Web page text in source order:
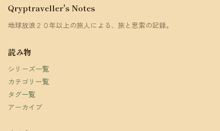
Qryptraveller's Notes
地球放浪２０年以上の旅人による、旅と思索の記録。
読み物
シリーズ一覧
カテゴリ一覧
タグ一覧
アーカイブ